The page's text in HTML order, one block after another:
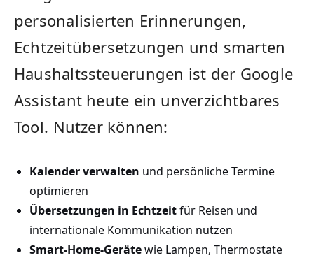
personalisierten Erinnerungen,
Echtzeitübersetzungen und smarten
Haushaltssteuerungen ⁤ist ⁤der Google
Assistant heute ein unverzichtbares
Tool.⁢ Nutzer können:
Kalender ⁤verwalten und persönliche Termine
optimieren
Übersetzungen in Echtzeitfür Reisen und
internationale Kommunikation nutzen
Smart-Home-Gerätewie Lampen,​ Thermostate